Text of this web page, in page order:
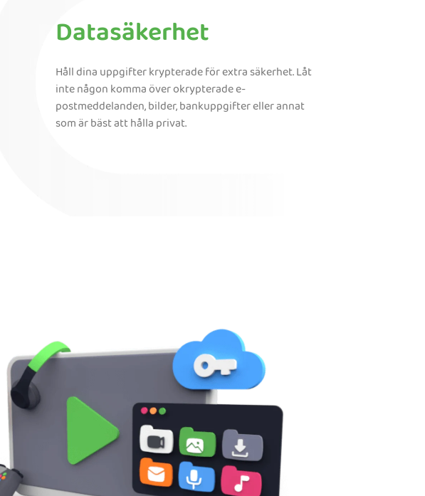
Datasäkerhet
Håll dina uppgifter krypterade för extra säkerhet. Låt
inte någon komma över okrypterade e-
postmeddelanden, bilder, bankuppgifter eller annat
som är bäst att hålla privat.